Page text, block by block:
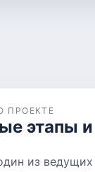
ПРОЕКТЕ
этапы
из ведущих